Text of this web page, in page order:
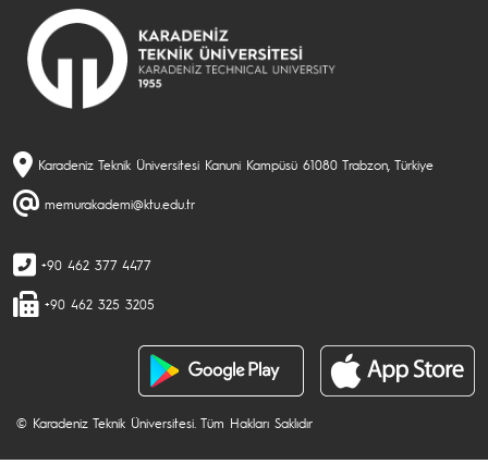
Karadeniz Teknik Üniversitesi Kanuni Kampüsü 61080 Trabzon, Türkiye
memurakademi@ktu.edu.tr
+90 462 377 4477
+90 462 325 3205
© Karadeniz Teknik Üniversitesi. Tüm Hakları Saklıdır